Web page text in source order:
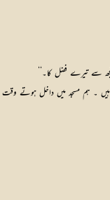
سے تیرے فضل کا۔‘‘
ہم مسجد میں داخل ہوتے وقت